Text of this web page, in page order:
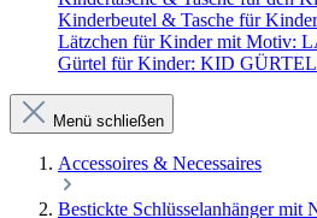
Kinderbeutel & Tasche für
Lätzchen für Kinder mit Motiv:
Gürtel für Kinder: KID GÜRTEL
Menü schließen
Accessoires & Necessaires
Bestickte Schlüsselanhänger mit